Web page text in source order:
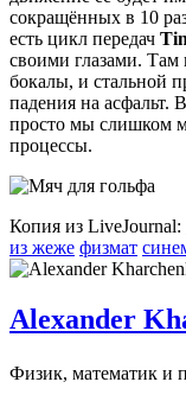
сокращённых в 10
есть цикл передач
своими глазами. Там
бокалы, и стальной
падения на асфальт.
просто мы слишком
процессы.
Копия из LiveJournal:
из жеже физмат
Alexander
Физик, математик и